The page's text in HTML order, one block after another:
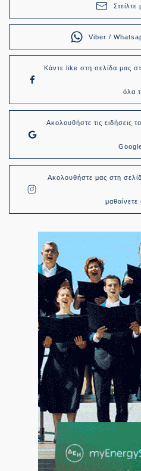
Viber /
Κάντε like στη σελίδα μας
όλα
Ακολουθήστε τις
Ακολουθήστε μας στη